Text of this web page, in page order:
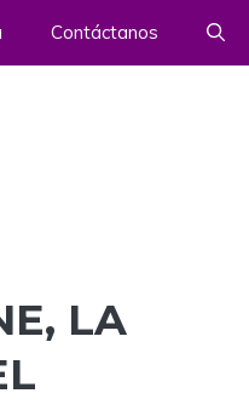
Contáctanos
LA